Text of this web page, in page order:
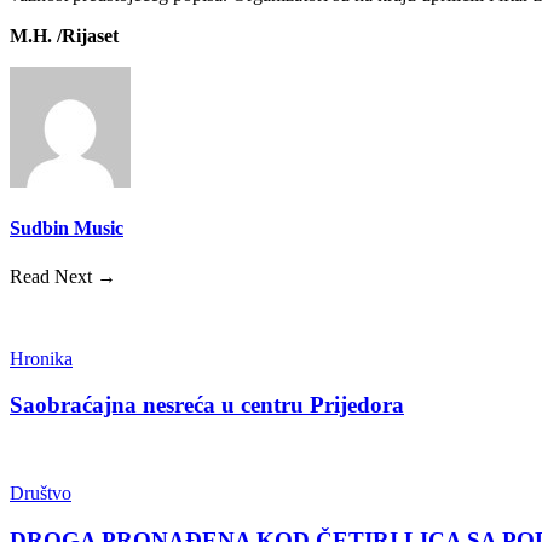
M.H. /Rijaset
Sudbin Music
Read Next →
Hronika
Saobraćajna nesreća u centru Prijedora
Društvo